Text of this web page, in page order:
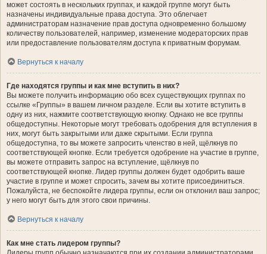
может состоять в нескольких группах, и каждой группе могут быть
назначены индивидуальные права доступа. Это облегчает
администраторам назначение прав доступа одновременно большому
количеству пользователей, например, изменение модераторских прав
или предоставление пользователям доступа к приватным форумам.
Вернуться к началу
Где находятся группы и как мне вступить в них?
Вы можете получить информацию обо всех существующих группах по
ссылке «Группы» в вашем личном разделе. Если вы хотите вступить в
одну из них, нажмите соответствующую кнопку. Однако не все группы
общедоступны. Некоторые могут требовать одобрения для вступления в
них, могут быть закрытыми или даже скрытыми. Если группа
общедоступна, то вы можете запросить членство в ней, щёлкнув по
соответствующей кнопке. Если требуется одобрение на участие в группе,
вы можете отправить запрос на вступление, щёлкнув по
соответствующей кнопке. Лидер группы должен будет одобрить ваше
участие в группе и может спросить, зачем вы хотите присоединиться.
Пожалуйста, не беспокойте лидера группы, если он отклонил ваш запрос;
у него могут быть для этого свои причины.
Вернуться к началу
Как мне стать лидером группы?